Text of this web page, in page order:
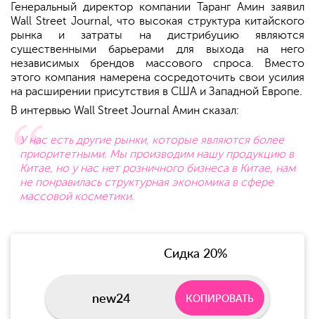
Генеральный директор компании Таранг Амин заявил
Wall Street Journal, что высокая структура китайского
рынка и затраты на дистрибуцию являются
существенными барьерами для выхода на него
независимых брендов массового спроса. Вместо
этого компания намерена сосредоточить свои усилия
на расширении присутствия в США и Западной Европе.
В интервью Wall Street Journal Амин сказал:
У нас есть другие рынки, которые являются более
приоритетными. Мы производим нашу продукцию в
Китае, но у нас нет розничного бизнеса в Китае, нам
не понравилась структурная экономика в сфере
массовой косметики.
Сидка 20%
new24 КОПИРОВАТЬ